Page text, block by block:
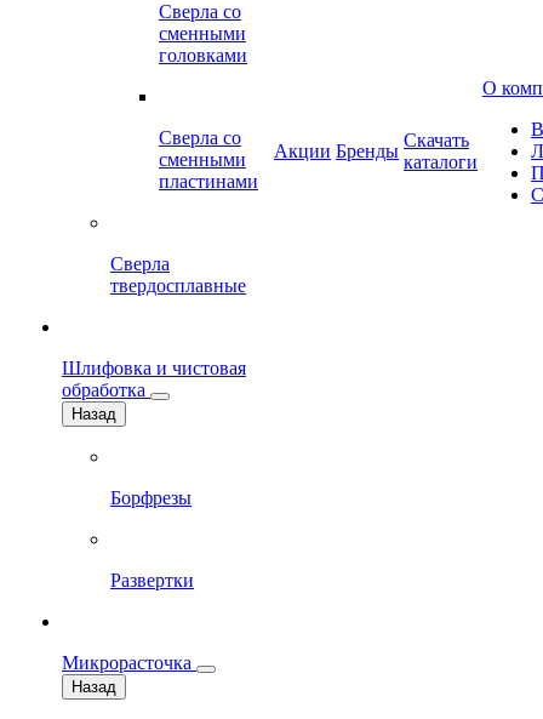
Сверла со
сменными
головками
Сверла со
сменными
пластинами
Сверла
твердосплавные
Шлифовка и чистовая
обработка
Назад
Борфрезы
Развертки
Микрорасточка
Назад
Акции Бренды
Скачать
каталоги
О